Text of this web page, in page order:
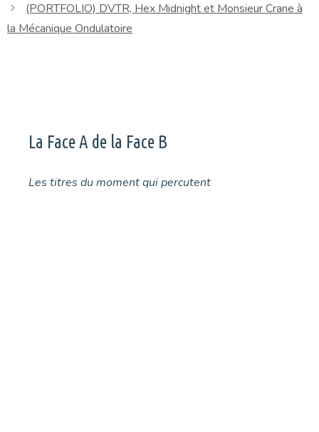
(PORTFOLIO) DVTR, Hex Midnight et Monsieur Crane à
la Mécanique Ondulatoire
La Face A de la Face B
Les titres du moment qui percutent